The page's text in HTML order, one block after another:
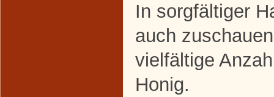
In sorgfältiger
auch
vielfältige
Honig.